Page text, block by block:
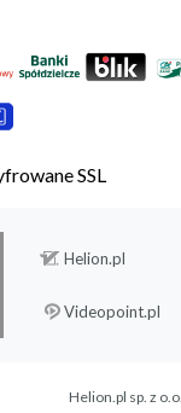
SSL
Helion.pl
Videopoint.pl
Helion.pl sp. z o.o.